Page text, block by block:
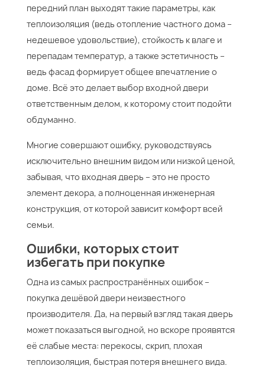
передний план выходят такие параметры, как
теплоизоляция (ведь отопление частного дома –
недешевое удовольствие), стойкость к влаге и
перепадам температур, а также эстетичность –
ведь фасад формирует общее впечатление о
доме. Всё это делает выбор входной двери
ответственным делом, к которому стоит подойти
обдуманно.
Многие совершают ошибку, руководствуясь
исключительно внешним видом или низкой ценой,
забывая, что входная дверь – это не просто
элемент декора, а полноценная инженерная
конструкция, от которой зависит комфорт всей
семьи.
Ошибки, которых стоит
избегать при покупке
Одна из самых распространённых ошибок –
покупка дешёвой двери неизвестного
производителя. Да, на первый взгляд такая дверь
может показаться выгодной, но вскоре проявятся
её слабые места: перекосы, скрип, плохая
теплоизоляция, быстрая потеря внешнего вида.